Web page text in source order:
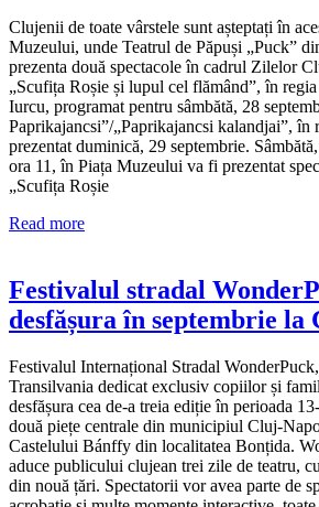
Clujenii de toate vârstele sunt așteptați în
Muzeului, unde Teatrul de Păpuși „Puck”
prezenta două spectacole în cadrul Zilelor
„Scufița Roșie și lupul cel flămând”, în
Iurcu, programat pentru sâmbătă, 28
Paprikajancsi”/„Paprikajancsi kalandjai”, în
prezentat duminică, 29 septembrie.
ora 11, în Piața Muzeului va fi prezentat
„Scufița Roșie
Read more
Festivalul stradal
desfășura în septembrie la
Festivalul Internațional Stradal
Transilvania dedicat exclusiv copiilor și
desfășura cea de-a treia ediție în perioada
două piețe centrale din municipiul Cluj-
Castelului Bánffy din localitatea Bonțida.
aduce publicului clujean trei zile de teatru,
din nouă țări. Spectatorii vor avea parte de